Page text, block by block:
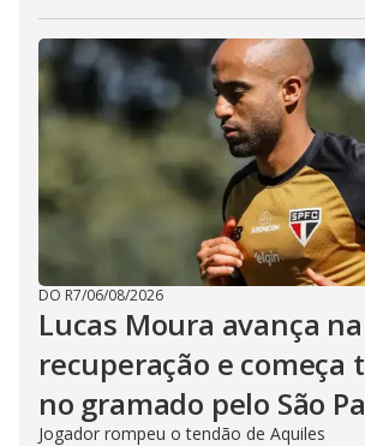
DO R7/06/08/2026
Lucas Moura avança na
recuperação e começa
no gramado pelo São
Jogador rompeu o tendão de Aquiles